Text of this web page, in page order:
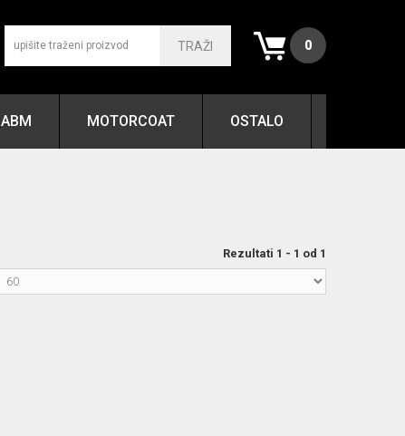
0
TRAŽI
ABM MOTORCOAT OSTALO
Rezultati 1 - 1 od 1